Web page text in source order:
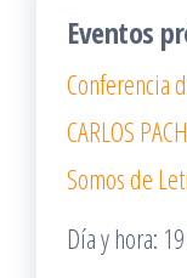
Eventos
Conferencia
CARLOS
Somos de
Día y hora: